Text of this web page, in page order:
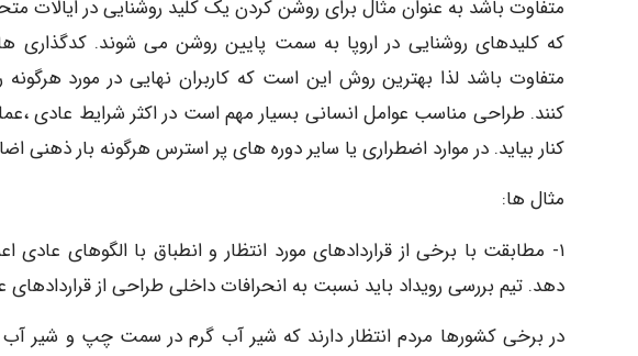
متفاوت باشد به عنوان مثال برای روشن کردن یک کلید روشنایی در ایالات
که کلیدهای روشنایی در اروپا به سمت پایین روشن می شوند. کدگذاری
متفاوت باشد لذا بهترین روش این است که کاربران نهایی در مورد
کنند. طراحی مناسب عوامل انسانی بسیار مهم است در اکثر شرایط عادی
کنار بیاید. در موارد اضطراری یا سایر دوره های پر استرس هرگونه بار ذهنی
مثال ها:
۱- مطابقت با برخی از قراردادهای مورد انتظار و انطباق با الگوهای
دهد. تیم بررسی رویداد باید نسبت به انحرافات داخلی طراحی از قراردادهای
در برخی کشورها مردم انتظار دارند که شیر آب گرم در سمت چپ و شیر